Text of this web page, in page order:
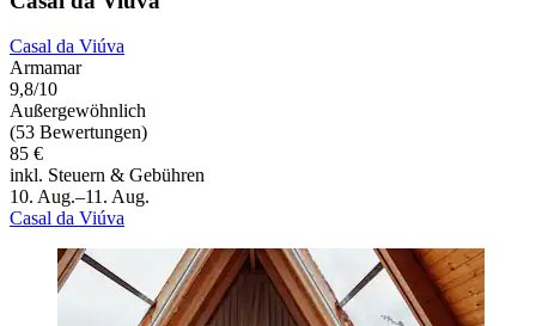
Casal da Viúva
Armamar
9,8/10
Außergewöhnlich
(53 Bewertungen)
85 €
inkl. Steuern & Gebühren
10. Aug.–11. Aug.
Casal da Viúva